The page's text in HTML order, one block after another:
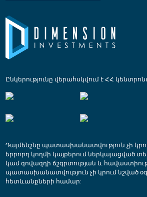
Ընկերությունը վերահսկվում է ՀՀ
Դայմենշնը պատասխանատվություն չի
երրորդ կողմի կայքերում ներկայացված
կամ գովազդի ճշգրտության և
պատասխանատվություն չի կրում նշված
հետևանքների համար: